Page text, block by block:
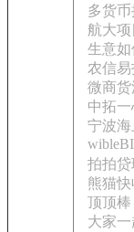
多货币
航大项
生意如
农信易
微商货
中拓一
宁波海
拍拍贷
熊猫快
顶顶棒
大家一